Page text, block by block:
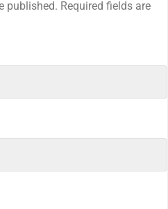
published. Required fields are